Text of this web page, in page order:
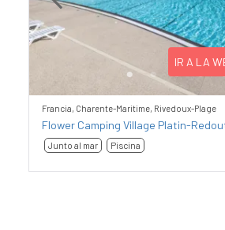
IR A LA
Francia, Charente-Maritime, Rivedoux-Plage
Flower Camping Village Platin-
Junto al mar Piscina